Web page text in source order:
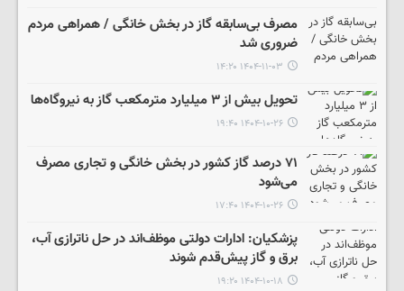
مصرف بی‌سابقه گاز در بخش خانگی / همراهی مردم
ضروری شد
۱۴۰۴-۱۱-۰۳ ۱۴:۲۰
تحویل بیش از ۳ میلیارد مترمکعب گاز به نیروگاه‌ها
۱۴۰۴-۱۰-۲۶ ۱۹:۴۰
۷۱ درصد گاز کشور در بخش خانگی و تجاری مصرف
می‌شود
۱۴۰۴-۱۰-۲۶ ۱۷:۴۰
پزشکیان: ادارات دولتی موظف‌اند در حل ناترازی آب،
برق و گاز پیش‌قدم شوند
۱۴۰۴-۱۰-۱۸ ۱۹:۲۰